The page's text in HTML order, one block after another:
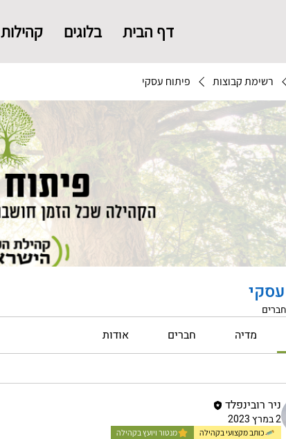
דף הבית בלוגים קהילות
רשימת קבוצות פיתוח עסקי
מדיה חברים אודות
ניר רובינפלד
2 במרץ 2023
כותב מקצועי בקהילה מנטור ויועץ בקהילה